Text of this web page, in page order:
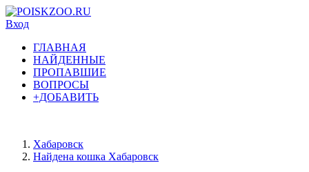
Вход
ГЛАВНАЯ
НАЙДЕННЫЕ
ПРОПАВШИЕ
ВОПРОСЫ
+ДОБАВИТЬ
Хабаровск
Найдена кошка Хабаровск